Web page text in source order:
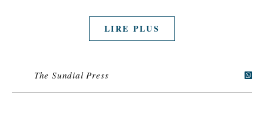
LIRE PLUS
The Sundial Press